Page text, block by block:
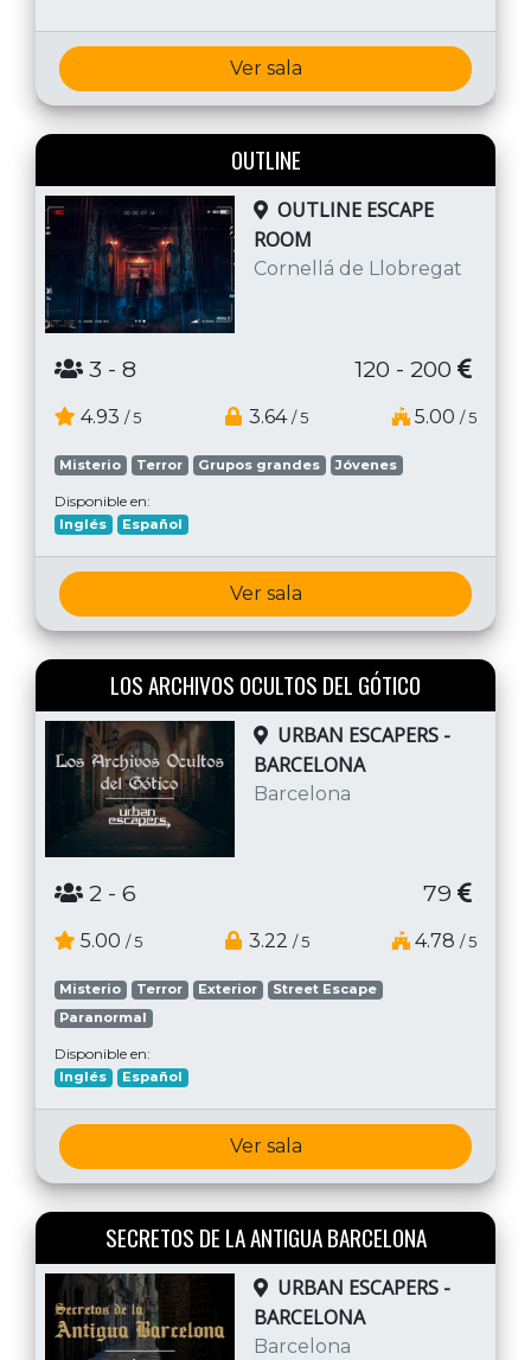
Ver sala
OUTLINE
OUTLINE ESCAPE
ROOM
Cornellá de Llobregat
3 - 8 120 - 200
4.93 / 5 3.64 / 5 5.00 / 5
Misterio Terror Grupos grandes Jóvenes
Disponible en:
Inglés Español
Ver sala
LOS ARCHIVOS OCULTOS DEL GÓTICO
URBAN ESCAPERS -
BARCELONA
Barcelona
2 - 6 79
5.00 / 5 3.22 / 5 4.78 / 5
Misterio Terror Exterior
Street Escape
Paranormal
Disponible en:
Inglés Español
Ver sala
SECRETOS DE LA ANTIGUA BARCELONA
URBAN ESCAPERS -
BARCELONA
Barcelona